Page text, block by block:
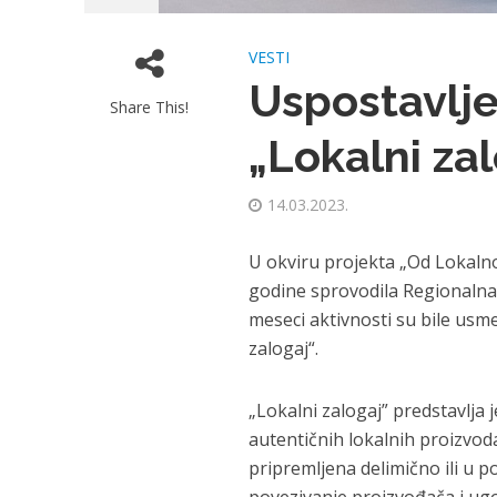
Share This!
VESTI
„Lokalni
14.03.2023.
U okviru projekta „Od
godine sprovodila
meseci aktivnosti su bile
zalogaj“.
„Lokalni zalogaj”
autentičnih lokalnih
pripremljena delimično ili u